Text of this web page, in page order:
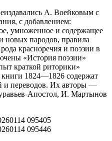
А. Воейковым с
с добавлением:
умноженное и содержащее
новых пародов, правила
красноречия и поэзии в
«История поэзии»
краткой риторики»
1824—1826 содержат
и переводов. Их авторы —
Апостол, И. Мартынов